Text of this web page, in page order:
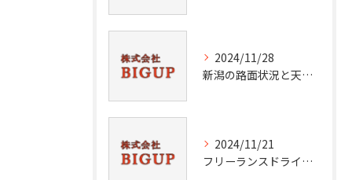
2024/11/28
新潟の路面状況と天候分析
2024/11/21
フリーランスドライバーの挑戦と成功